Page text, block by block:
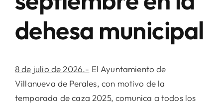
dehesa municipal
8 de julio de 2026.- El Ayuntamiento de
Villanueva de Perales, con motivo de la
temporada de caza 2025, comunica a todos los